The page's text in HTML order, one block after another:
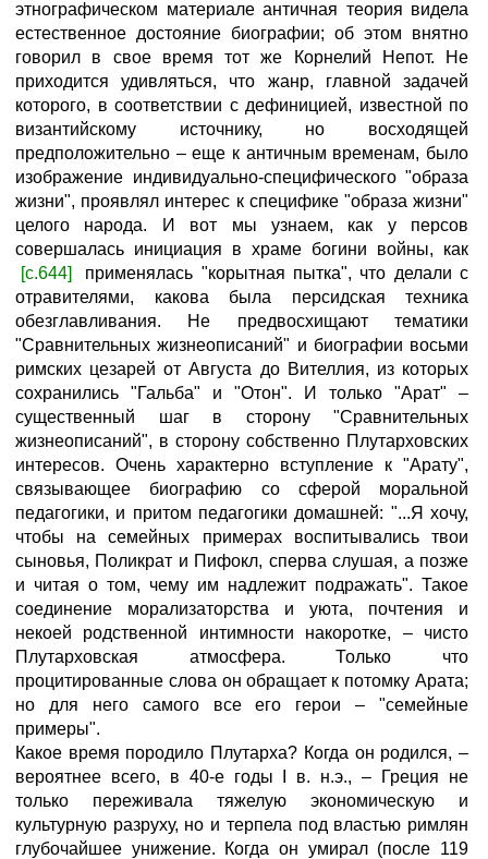
этнографическом материале античная теория видела
естественное достояние биографии; об этом внятно
говорил в свое время тот же Корнелий Непот. Не
приходится удивляться, что жанр, главной задачей
которого, в соответствии с дефиницией, известной по
византийскому источнику, но восходящей
предположительно – еще к античным временам, было
изображение индивидуально-специфического "образа
жизни", проявлял интерес к специфике "образа жизни"
целого народа. И вот мы узнаем, как у персов
совершалась инициация в храме богини войны, как
[с.644]
применялась "корытная пытка", что делали с
отравителями, какова была персидская техника
обезглавливания. Не предвосхищают тематики
"Сравнительных жизнеописаний" и биографии восьми
римских цезарей от Августа до Вителлия, из которых
сохранились "Гальба" и "Отон". И только "Арат" –
существенный шаг в сторону "Сравнительных
жизнеописаний", в сторону собственно Плутарховских
интересов. Очень характерно вступление к "Арату",
связывающее биографию со сферой моральной
педагогики, и притом педагогики домашней: "...Я хочу,
чтобы на семейных примерах воспитывались твои
сыновья, Поликрат и Пифокл, сперва слушая, а позже
и читая о том, чему им надлежит подражать". Такое
соединение морализаторства и уюта, почтения и
некоей родственной интимности накоротке, – чисто
Плутарховская атмосфера. Только что
процитированные слова он обращает к потомку Арата;
но для него самого все его герои – "семейные
примеры".
Какое время породило Плутарха? Когда он родился, –
вероятнее всего, в 40-е годы I в. н.э., – Греция не
только переживала тяжелую экономическую и
культурную разруху, но и терпела под властью римлян
глубочайшее унижение. Когда он умирал (после 119